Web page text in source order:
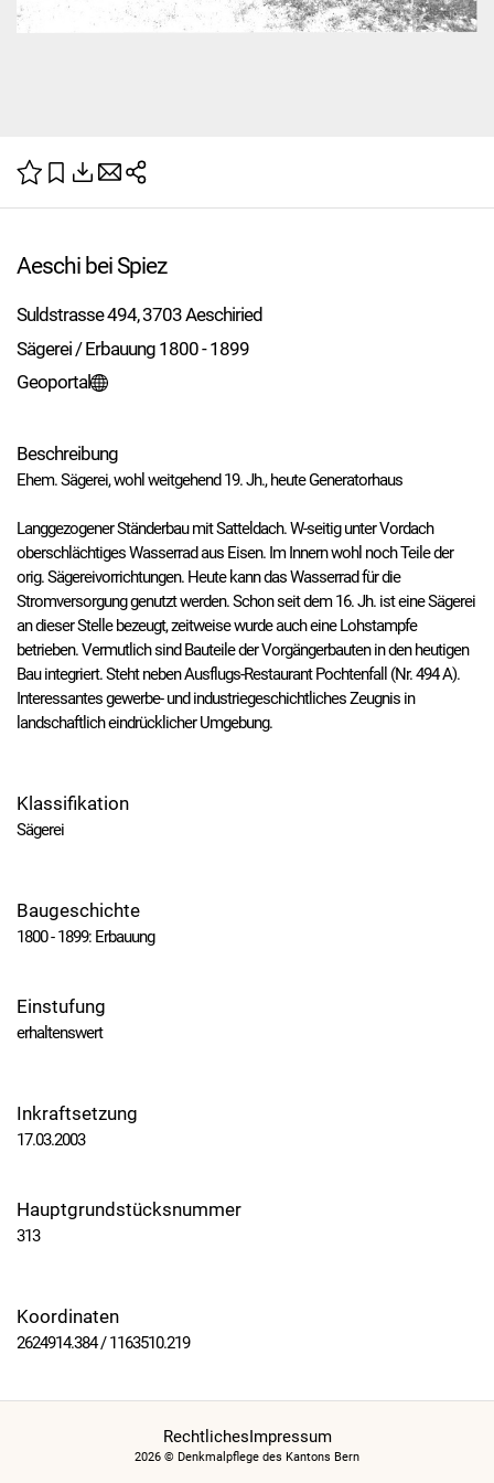
Aeschi bei Spiez
Suldstrasse 494, 3703 Aeschiried
Sägerei / Erbauung 1800 - 1899
Geoportal
Beschreibung
Ehem. Sägerei, wohl weitgehend 19. Jh., heute Generatorhaus
Langgezogener Ständerbau mit Satteldach. W-seitig unter Vordach
oberschlächtiges Wasserrad aus Eisen. Im Innern wohl noch Teile der
orig. Sägereivorrichtungen. Heute kann das Wasserrad für die
Stromversorgung genutzt werden. Schon seit dem 16. Jh. ist eine Sägerei
an dieser Stelle bezeugt, zeitweise wurde auch eine Lohstampfe
betrieben. Vermutlich sind Bauteile der Vorgängerbauten in den heutigen
Bau integriert. Steht neben Ausflugs-Restaurant Pochtenfall (Nr. 494 A).
Interessantes gewerbe- und industriegeschichtliches Zeugnis in
landschaftlich eindrücklicher Umgebung.
Klassifikation
Sägerei
Baugeschichte
1800 - 1899: Erbauung
Einstufung
erhaltenswert
Inkraftsetzung
17.03.2003
Hauptgrundstücksnummer
313
Koordinaten
2624914.384 / 1163510.219
2026 © Denkmalpflege des Kantons Bern
RechtlichesImpressum